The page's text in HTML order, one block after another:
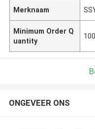
Merknaam
Minimum Order Q
uantity
100
ONGEVEER ONS